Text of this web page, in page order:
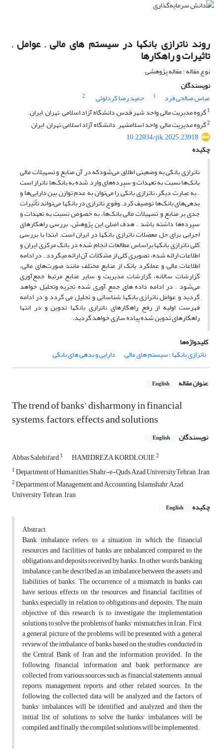
روند ناترازی بانکها در سیستم های مالی , عوامل ,
تاثیرات و راهکارها
نوع مقاله : مقاله پژوهشی
نویسندگان
عباس صالحی فرد
1 حمید رضا کردلوئی
2
1گروه مدیریت مالی, واحد شهر قدس, دانشگاه آزاد اسلامی , تهران , ایران.
2گروه مدیریت مالی , واحد اسلامشهر , دانشگاه آزاد اسلامی ,تهران , ایران
10.22034/jik.2025.23918
چکیده
ناترازی بانکی به وضعیتی اطلاق می‌شودکه در آن منابع و تسهیلات مالی
بانک‌ها نسبت به تعهدات و سپرده‌های وارد شده به بانک‌ها ناتراز است
. به عبارت دیگر، ناترازی بانکی را می‌توان به عدم توازن بین دارایی‌ها و
بدهی‌های بانک‌ها توصیف کرد. وقوع ناترازی در بانکها می‌تواند تأثیرات
جدی بر منابع و تسهیلات مالی بانک‌ها، به خصوص نسبت به تعهدات و
سپرده‌ها داشته باشد . هدف اصلی این پژوهش، بررسی راهکارهای
اجرایی برای حل معضلات ناترازی بانکها در ایران است. ابتدا با بررسی
کلی ناترازی بانکها براساس مطالعات انجام شده در بانک مرکزی ایران و
اطلاعات ارائه شده، تصویری کلی از مشکلات آن ارائه میگردد . در ادامه
اطلاعات مالی و عملکرد بانک از منابع مختلف مانند صورت‌های مالی،
گزارشات سالانه، گزارشات مدیریت و سایر منابع مرتبط جمع‌آوری
می‌شود . در ادامه داده های جمع آوری شده تجزیه وتحلیل خواهد
گردید و عوامل ناترازی بانکها شناسائی و تحلیل می گردد و در ادامه
فهرست اولیه از رفع راهکارهای ناترازی بانکها تدوین و در انتها
راهکارهای تدوین شده پیاده سازی خواهد گردید.
کلیدواژه‌ها
ناترازی بانکها ؛ سیستم های مالی
دارایی و بدهی های بانکی
عنوان مقاله English
The trend of banks' disharmony in financial
systems, factors, effects and solutions
نویسندگان English
Abbas Salehifard1 HAMIDREZA KORDLOUIE2
1Department of Humanities, Shahr-e-Quds Azad University,Tehran , Iran,
2Department of Management and Accounting, Islamshahr Azad
University, Tehran , Iran
چکیده
English
Abstract
Bank imbalance refers to a situation in which the financial
resources and facilities of banks are unbalanced compared to the
obligations and deposits received by banks. In other words, banking
imbalance can be described as an imbalance between the assets and
liabilities of banks. The occurrence of a mismatch in banks can
have serious effects on the resources and financial facilities of
banks, especially in relation to obligations and deposits. The main
objective of this research is to investigate the implementation
solutions to solve the problems of banks' mismatches in Iran. First,
a general picture of the problems will be presented with a general
review of the imbalance of banks based on the studies conducted in
the Central Bank of Iran and the information provided. In the
following, financial information and bank performance are
collected from various sources such as financial statements, annual
reports, management reports and other related sources. In the
following, the collected data will be analyzed and the factors of
banks' imbalances will be identified and analyzed, and then the
initial list of solutions to solve the banks' imbalances will be
compiled, and finally, the compiled solutions will be implemented.